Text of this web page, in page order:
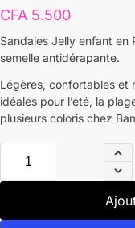
CFA 5.500
Sandales Jelly enfant en
semelle antidérapante.
Légères, confortables et
idéales pour l’été, la
plusieurs coloris chez